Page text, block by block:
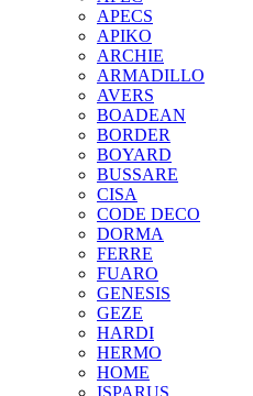
APECS
APIKO
ARCHIE
ARMADILLO
AVERS
BOADEAN
BORDER
BOYARD
BUSSARE
CISA
CODE DECO
DORMA
FERRE
FUARO
GENESIS
GEZE
HARDI
HERMO
HOMЕ
ISPARUS